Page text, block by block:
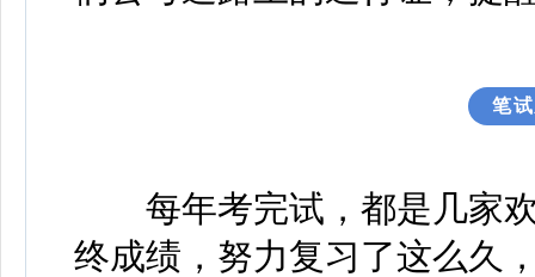
笔
每年考完试，都是几家欢
终成绩，努力复习了这么久